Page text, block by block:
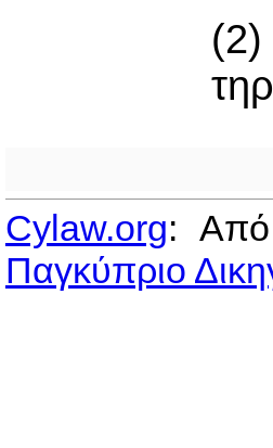
(2)
Cylaw.org:
Παγκύπριο